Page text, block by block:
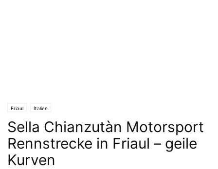
Friaul Italien
Sella Chianzutàn Motorsport
Rennstrecke in Friaul – geile
Kurven